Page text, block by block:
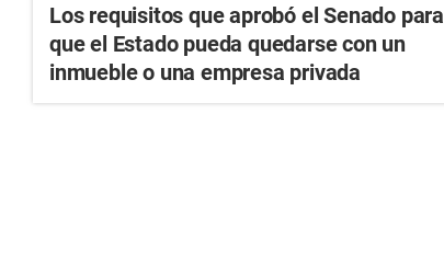
Los requisitos que aprobó el Senado para
que el Estado pueda quedarse con un
inmueble o una empresa privada